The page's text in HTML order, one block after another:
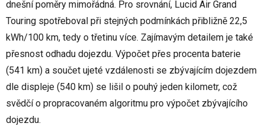
dnešní poměry mimořádná. Pro srovnání, Lucid Air Grand
Touring spotřeboval při stejných podmínkách přibližně 22,5
kWh/100 km, tedy o třetinu více. Zajímavým detailem je také
přesnost odhadu dojezdu. Výpočet přes procenta baterie
(541 km) a součet ujeté vzdálenosti se zbývajícím dojezdem
dle displeje (540 km) se lišil o pouhý jeden kilometr, což
svědčí o propracovaném algoritmu pro výpočet zbývajícího
dojezdu.